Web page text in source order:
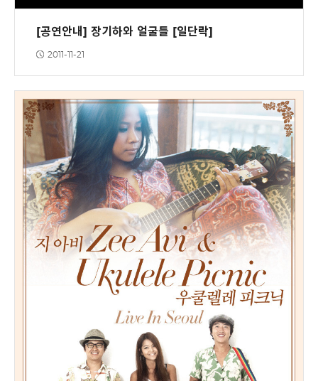
[공연안내] 장기하와 얼굴들 [일단락]
2011-11-21